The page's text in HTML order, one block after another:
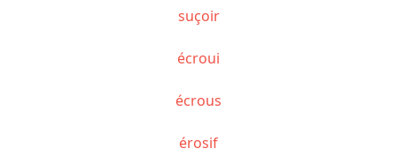
suçoir
écroui
écrous
érosif